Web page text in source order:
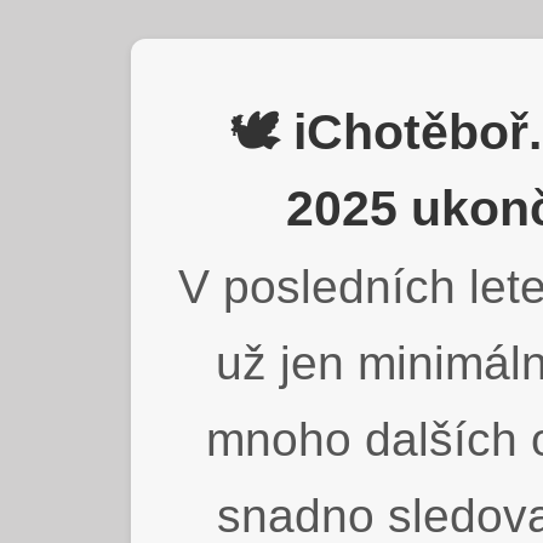
🕊️
2025
V posledních
už jen
mnoho dalších
snadno